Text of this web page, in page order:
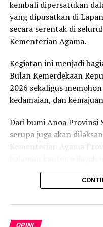
Undang-undang Pers 40
Dalam pasal 310 KUHP
dilakukan demi
Jika tindakan polisi ini
berlanjut, maka ini akan
profesi jurnalis, sehingga
pelaporan serupa,
Maka, dengan itu, KKJ
2. Mendesak Polres
kembali dipersatukan
yang dipusatkan di
secara serentak di
Kementerian Agama.
Kegiatan ini menjadi
Bulan Kemerdekaan
2026 sekaligus
kedamaian, dan
Dari bumi Anoa Provinsi
serupa juga akan
Kementerian Agama
memanjatkan doa bagi
mencerminkan bahwa
OPINI